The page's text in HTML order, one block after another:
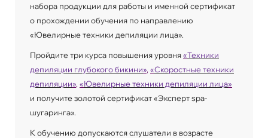
набора продукции для работы и именной сертификат
о прохождении обучения по направлению
«Ювелирные техники депиляции лица».
Пройдите три курса повышения уровня«Техники
депиляции глубокого бикини», «Скоростные техники
депиляции», «Ювелирные техники депиляции лица»
и получите золотой сертификат «Эксперт spa-
шугаринга».
К обучению допускаются слушатели в возрасте